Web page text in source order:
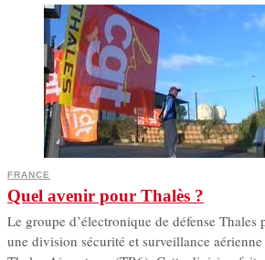
FRANCE
Quel avenir pour Thalès ?
Le groupe d’électronique de défense Thales
une division sécurité et surveillance aérienne